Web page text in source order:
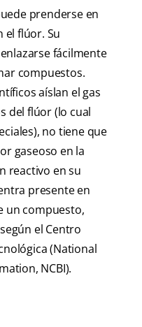
prenderse en
el flúor. Su
fácilmente
compuestos.
aíslan el gas
del flúor (lo cual
no tiene que
gaseoso en la
reactivo en su
presente en
un compuesto,
el Centro
(National
NCBI).